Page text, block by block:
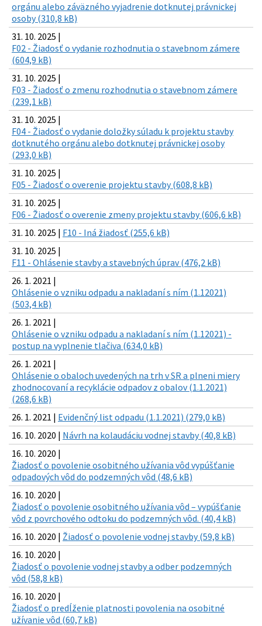
orgánu alebo záväzného vyjadrenie dotknutej právnickej
osoby (310,8 kB)
31. 10. 2025 |
F02 - Žiadosť o vydanie rozhodnutia o stavebnom zámere
(604,9 kB)
31. 10. 2025 |
F03 - Žiadosť o zmenu rozhodnutia o stavebnom zámere
(239,1 kB)
31. 10. 2025 |
F04 - Žiadosť o vydanie doložky súladu k projektu stavby
dotknutého orgánu alebo dotknutej právnickej osoby
(293,0 kB)
31. 10. 2025 |
F05 - Žiadosť o overenie projektu stavby (608,8 kB)
31. 10. 2025 |
F06 - Žiadosť o overenie zmeny projektu stavby (606,6 kB)
31. 10. 2025 | F10 - Iná žiadosť (255,6 kB)
31. 10. 2025 |
F11 - Ohlásenie stavby a stavebných úprav (476,2 kB)
26. 1. 2021 |
Ohlásenie o vzniku odpadu a nakladaní s ním (1.12021)
(503,4 kB)
26. 1. 2021 |
Ohlásenie o vzniku odpadu a nakladaní s ním (1.12021) -
postup na vyplnenie tlačiva (634,0 kB)
26. 1. 2021 |
Ohlásenie o obaloch uvedených na trh v SR a plneni miery
zhodnocovaní a recyklácie odpadov z obalov (1.1.2021)
(268,6 kB)
26. 1. 2021 | Evidenčný list odpadu (1.1.2021) (279,0 kB)
16. 10. 2020 | Návrh na kolaudáciu vodnej stavby (40,8 kB)
16. 10. 2020 |
Žiadosť o povolenie osobitného užívania vôd vypúšťanie
odpadových vôd do podzemných vôd (48,6 kB)
16. 10. 2020 |
Žiadosť o povolenie osobitného užívania vôd – vypúšťanie
vôd z povrchového odtoku do podzemných vôd. (40,4 kB)
16. 10. 2020 | Žiadosť o povolenie vodnej stavby (59,8 kB)
16. 10. 2020 |
Žiadosť o povolenie vodnej stavby a odber podzemných
vôd (58,8 kB)
16. 10. 2020 |
Žiadosť o predĺženie platnosti povolenia na osobitné
užívanie vôd (60,7 kB)